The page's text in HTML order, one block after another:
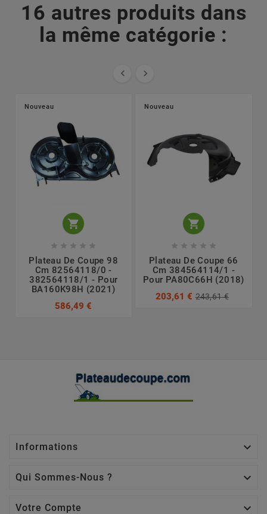
16 autres produits dans
la même catégorie :
 
Nouveau

    
Plateau De Coupe 98
Cm 82564118/0 -
382564118/1 - Pour
BA160K98H (2021)
586,49 €
Nouveau

    
Plateau De Coupe 66
Cm 384564114/1 -
Pour PA80C66H (2018)
203,61 € 243,61 €
Informations 
Qui Sommes-Nous ? 
Votre Compte 